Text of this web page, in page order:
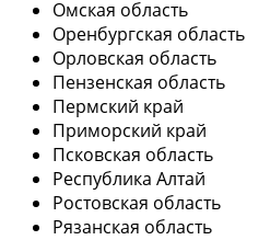
Омская область
Оренбургская область
Орловская область
Пензенская область
Пермский край
Приморский край
Псковская область
Республика Алтай
Ростовская область
Рязанская область